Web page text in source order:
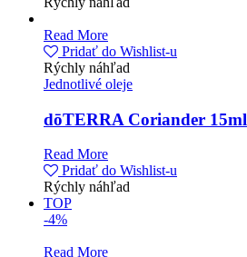
Read More
Pridať do Wishlist-u
Rýchly náhľad
Jednotlivé oleje
dōTERRA Coriander 15ml
Read More
Pridať do Wishlist-u
Rýchly náhľad
TOP
-4%
Read More